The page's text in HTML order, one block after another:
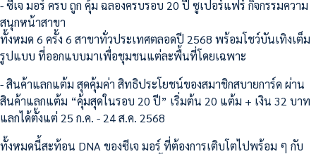
- ซีเจ มอร์ ครบ ถูก คุ้ม ฉลองครบรอบ 20 ปี ซูเปอร์แฟร์ กิจกรรมความ
สนุกหน้าสาขา
ทั้งหมด 6 ครั้ง 6 สาขาทั่วประเทศตลอดปี 2568 พร้อมโชว์บันเทิงเต็ม
รูปแบบ ที่ออกแบบมาเพื่อชุมชนแต่ละพื้นที่โดยเฉพาะ
- สินค้าแลกแต้ม สุดคุ้มค่า สิทธิประโยชน์ของสมาชิกสบายการ์ด ผ่าน
สินค้าแลกแต้ม “คุ้มสุดในรอบ 20 ปี” เริ่มต้น 20 แต้ม + เงิน 32 บาท
แลกได้ตั้งแต่ 25 ก.ค. - 24 ส.ค. 2568
ทั้งหมดนี้สะท้อน DNA ของซีเจ มอร์ ที่ต้องการเติบโตไปพร้อม ๆ กับ